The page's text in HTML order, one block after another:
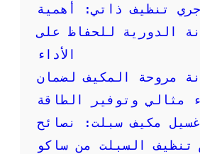
س
ب
ل
ا
ل
و
ر
تنظيف ذاتي: أهمية
الدورية للحفاظ على
الأداء
مروحة المكيف لضمان
مثالي وتوفير الطاقة
مكيف سبلت: نصائح
تنظيف السبلت من ساكو